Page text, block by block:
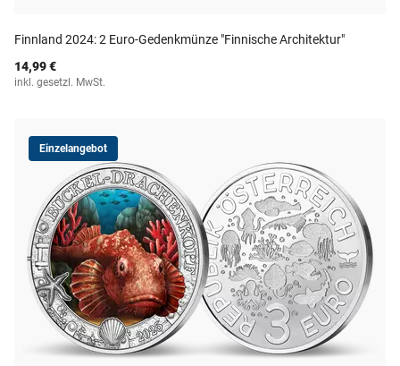
Finnland 2024: 2 Euro-Gedenkmünze "Finnische Architektur"
14,99 €
inkl. gesetzl. MwSt.
Einzelangebot